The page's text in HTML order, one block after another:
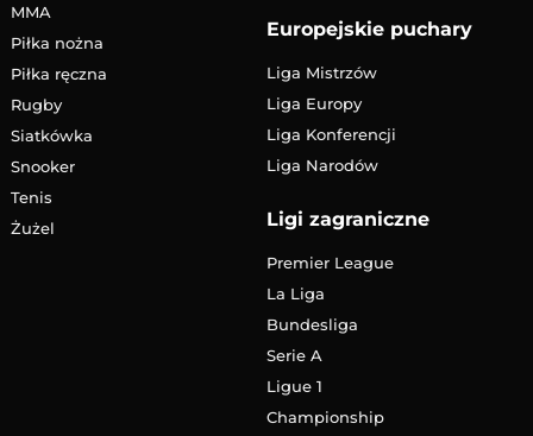
MMA
Piłka nożna
Piłka ręczna
Rugby
Siatkówka
Snooker
Tenis
Żużel
Europejskie puchary
Liga Mistrzów
Liga Europy
Liga Konferencji
Liga Narodów
Ligi zagraniczne
Premier League
La Liga
Bundesliga
Serie A
Ligue 1
Championship